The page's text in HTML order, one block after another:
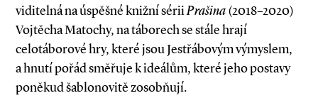
viditelná na úspěšné knižní sériiPrašina(2018–2020)
Vojtěcha Matochy, na táborech se stále hrají
celotáborové hry, které jsou Jestřábovým výmyslem,
a hnutí pořád směřuje k ideálům, které jeho postavy
poněkud šablonovitě zosobňují.